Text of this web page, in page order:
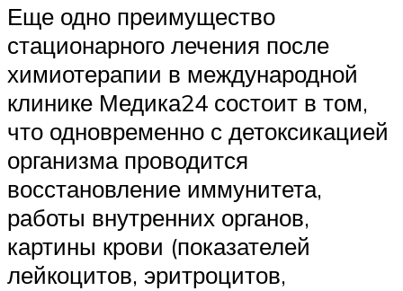
Еще одно преимущество
стационарного лечения после
химиотерапии в международной
клинике Медика24 состоит в том,
что одновременно с детоксикацией
организма проводится
восстановление иммунитета,
работы внутренних органов,
картины крови (показателей
лейкоцитов, эритроцитов,